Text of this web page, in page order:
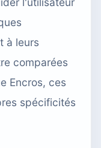
à leurs
comparées
Encros, ces
spécificités